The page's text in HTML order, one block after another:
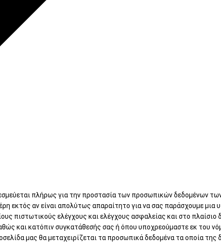
πλήρως για την προστασία των προσωπικών δεδομένων
εκτός αν είναι απολύτως απαραίτητο για να σας παράσχουμε
πιστωτικούς ελέγχους και ελέγχους ασφαλείας και στο
και κατόπιν συγκατάθεσής σας ή όπου υποχρεούμαστε εκ του
μας θα μεταχειρίζεται τα προσωπικά δεδομένα τα οποία